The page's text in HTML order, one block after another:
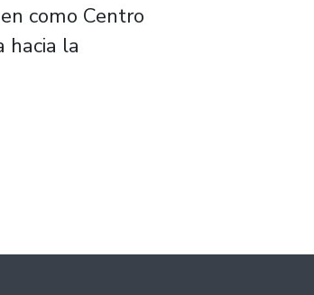
como Centro
hacia la
en la industria de envases